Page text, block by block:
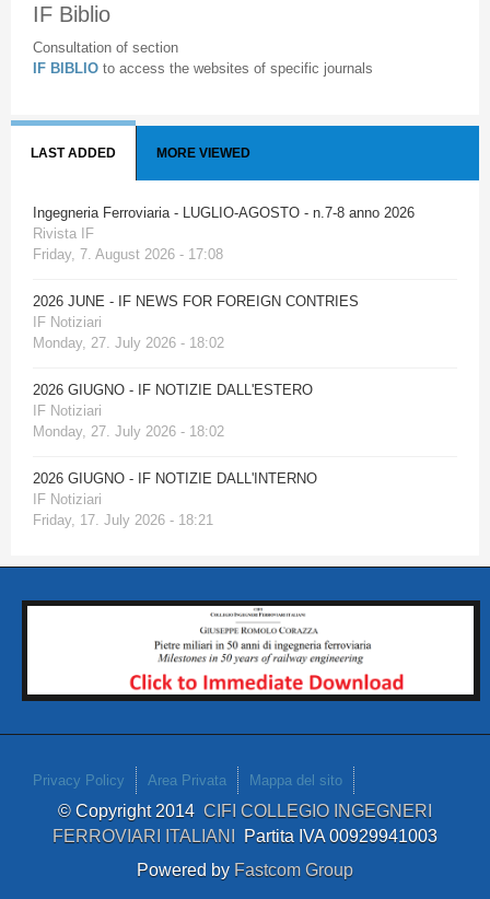
IF Biblio
Consultation of section
IF BIBLIO to access the websites of specific journals
LAST ADDED MORE VIEWED
Ingegneria Ferroviaria - LUGLIO-AGOSTO - n.7-8 anno 2026
Rivista IF
Friday, 7. August 2026 - 17:08
2026 JUNE - IF NEWS FOR FOREIGN CONTRIES
IF Notiziari
Monday, 27. July 2026 - 18:02
2026 GIUGNO - IF NOTIZIE DALL'ESTERO
IF Notiziari
Monday, 27. July 2026 - 18:02
2026 GIUGNO - IF NOTIZIE DALL'INTERNO
IF Notiziari
Friday, 17. July 2026 - 18:21
Privacy Policy Area Privata Mappa del sito
© Copyright 2014 CIFI COLLEGIO INGEGNERI
FERROVIARI ITALIANI Partita IVA 00929941003
Powered by Fastcom Group